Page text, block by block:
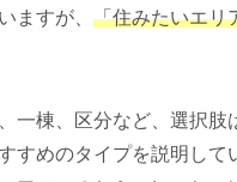
ますが、 「住みたいエリ
一棟、区分など、選択肢
すめのタイプを説明して